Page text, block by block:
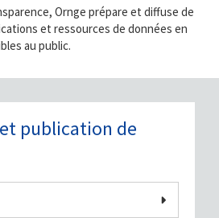
Ornge prépare et diffuse de
et ressources de données en
au public.
publication de